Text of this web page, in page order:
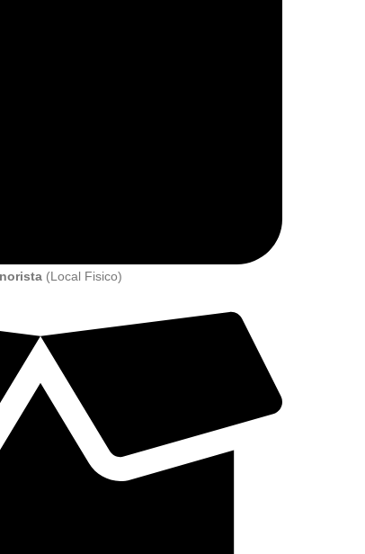
(Local Fisico)